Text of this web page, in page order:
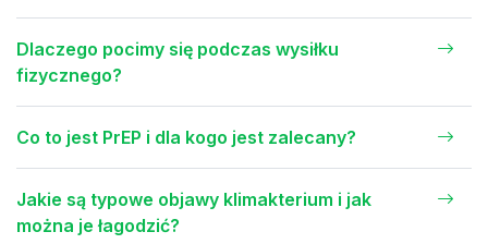
Dlaczego pocimy się podczas wysiłku
fizycznego?
Co to jest PrEP i dla kogo jest zalecany?
Jakie są typowe objawy klimakterium i jak
można je łagodzić?